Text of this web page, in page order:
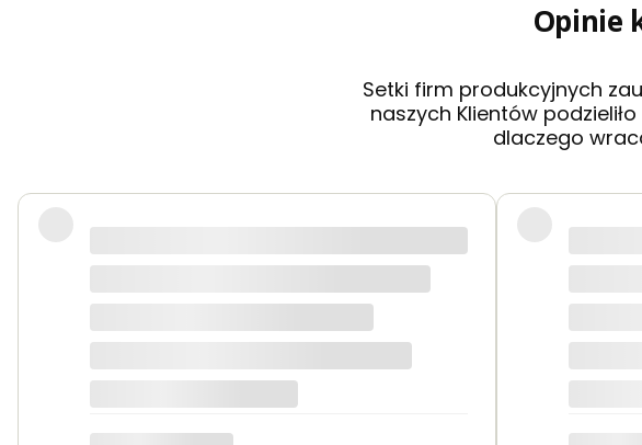
Opinie
Setki firm produkcyjnych
naszych Klientów
dlaczego
Robię zakupy regularnie ze względu na bezproblemową
wysokim poziomie. Polecam